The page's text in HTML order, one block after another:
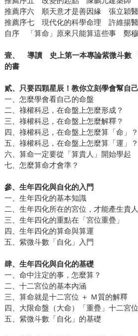
推薦序六 順天意才是善因緣 張立穎
推薦序七 現代化的科學命理 許維揚
自序 「算命」原來只能算這些事 鄭
壹、 導讀 史上第一本專論紫微斗數
的書
貳、只要四顆星辰！教你立刻學會幫自
一、怎麼學會看自己的命盤
二、祿權科忌，在命盤上怎麼形成？
三、祿權科忌，在命盤上怎麼解釋？
四、祿權科忌，在命盤上怎麼算「命」？
五、祿權科忌，在命盤上怎麼算「運」？
六、算命一定要從「算貴人」開始學起
七、怎麼算命才會準？
參、生年四化與自化的入門
一、生年四化的基本知識
二、生年四化所在的宮位，才能產生貴
三、生年四化的重點在「宮位重疊」
四、生年四化的算命與算運
五、紫微斗數「自化」入門
肆、生年四化與自化的基礎
一、命中注定的事，怎麼算？
二、十二宮位的基本內涵
三、算命就是十二宮位 ＋ Ｍ質的解釋
四、大限命盤（大命）「重疊」十二宮
五、紫微斗數「自化」的基礎